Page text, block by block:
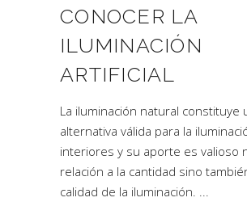
CONOCER LA
ILUMINACIÓN
ARTIFICIAL
La iluminación natural constituye
alternativa válida para la
interiores y su aporte es valioso
relación a la cantidad sino
calidad de la iluminación.